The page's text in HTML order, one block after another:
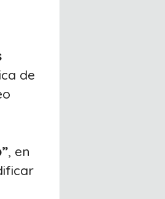
de
, en